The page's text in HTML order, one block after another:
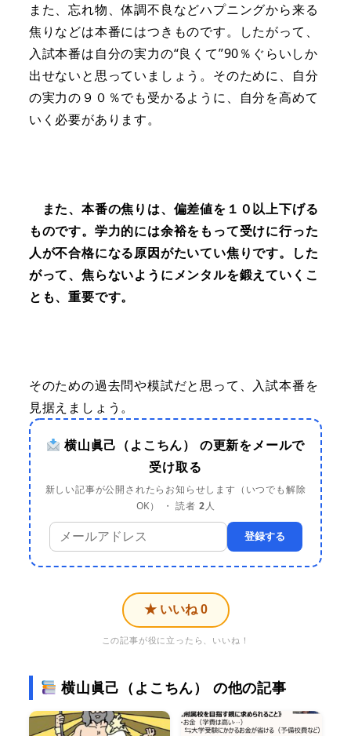
また、忘れ物、体調不良などハプニングから来る
焦りなどは本番にはつきものです。したがって、
入試本番は自分の実力の“良くて”90％ぐらいしか
出せないと思っていましょう。そのために、自分
の実力の９０％でも受かるように、自分を高めて
いく必要があります。
また、本番の焦りは、偏差値を１０以上下げる
ものです。学力的には余裕をもって受けに行った
人が不合格になる原因がたいてい焦りです。した
がって、焦らないようにメンタルを鍛えていくこ
とも、重要です。
そのための過去問や模試だと思って、入試本番を
見据えましょう。
横山眞己（よこちん） の更新をメールで
受け取る
新しい記事が公開されたらお知らせします（いつでも解除
OK） ・ 読者 2人
登録する
★ いいね 0
この記事が役に立ったら、いいね！
横山眞己（よこちん） の他の記事